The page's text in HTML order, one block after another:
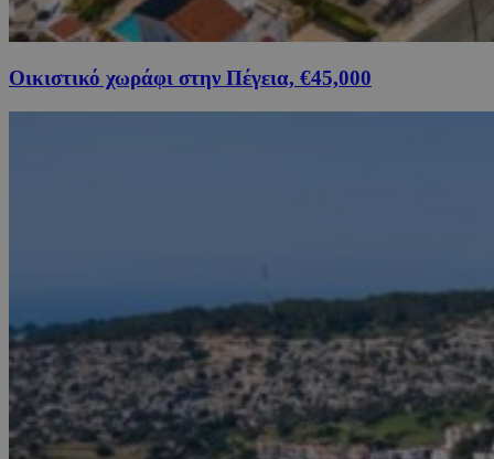
Οικιστικό χωράφι στην Πέγεια, €45,000